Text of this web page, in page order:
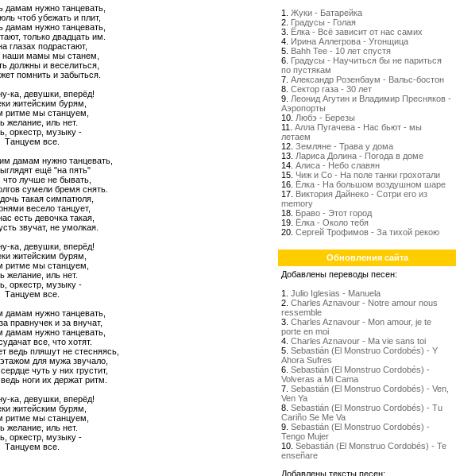
дамам нужно танцевать,
чтоб убежать и плит,
дамам нужно танцевать,
только двадцать им.
глазах подрастают,
наши мамы мы станем,
должны и веселиться,
помнить и забыться.
ка, девушки, вперёд!
житейским бурям,
ритме мы станцуем,
желание, иль нет.
оркестр, музыку -
Танцуем все.
дамам нужно танцевать,
ещё "на пять"
что лучше не бывать,
сумели бремя снять.
такая симпатюля,
весело танцует,
есть девочка такая,
звучат, не умолкая.
ка, девушки, вперёд!
житейским бурям,
ритме мы станцуем,
желание, иль нет.
оркестр, музыку -
Танцуем все.
дамам нужно танцевать,
правнучек и за внучат,
дамам нужно танцевать,
все, что хотят.
ведь пляшут не стесняясь,
для мужа звучало,
чуть у них грустит,
ноги их держат ритм.
ка, девушки, вперёд!
житейским бурям,
ритме мы станцуем,
желание, иль нет.
оркестр, музыку -
Танцуем все.
1. Жуки - Батарейка
2. Градусы - Голая
3. Ёлка - Всё зависит от нас самих
4. Ирина Аллегрова - Угонщица
5. Bahh Tee - 10 лет спустя
6. Градусы - Научиться бы не париться
по пустякам
7. Александр Розенбаум - Вальс-бостон
8. Сектор газа - 30 лет
9. Леонид Агутин и Владимир Пресняков -
Аэропорты
10. Любэ - Березы
11. Алла Пугачева - Нас бьют - мы
летаем
12. Земляне - Трава у дома
13. Лариса Долина - Погода в доме
14. Алиса - Небо славян
15. Чиж и Со - На поле танки грохотали
16. Ёлка - На большом воздушном шаре
17. Виктория Дайнеко - Сотри его из
memory
18. Браво - Этот город
19. Ёлка - Около тебя
20. Сергей Трофимов - За тихой рекою
Обновления сайта
Добавлены переводы песен:
1. Julio Iglesias - Manuela
2. Charles Aznavour - Notre amour nous
ressemble
3. Charles Aznavour - Mon amour, je te
porte en moi
4. Charles Aznavour - Ma vie sans toi
5. Sebastián (El Monstruo Cordobés) - Y
Ahora Sufres
6. Sebastián (El Monstruo Cordobés) -
Volveras a Mi Cama
7. Sebastián (El Monstruo Cordobés) - Ven,
Ven Ya
8. Sebastián (El Monstruo Cordobés) - Tu
Cariño Se Me Va
9. Sebastián (El Monstruo Cordobés) -
Tengo Mujer
10. Sebastián (El Monstruo Cordobés) - Te
enseñare
Добавлены тексты песен: